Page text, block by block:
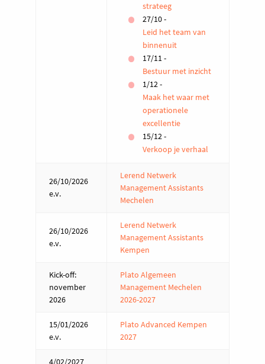
strateeg
27/10 -
Leid het team van
binnenuit
17/11 -
Bestuur met inzicht
1/12 -
Maak het waar met
operationele
excellentie
15/12 -
Verkoop je verhaal
26/10/2026
e.v.
Lerend Netwerk
Management Assistants
Mechelen
26/10/2026
e.v.
Lerend Netwerk
Management Assistants
Kempen
Kick-off:
november
2026
Plato Algemeen
Management Mechelen
2026-2027
15/01/2026
e.v.
Plato Advanced Kempen
2027
4/02/2027